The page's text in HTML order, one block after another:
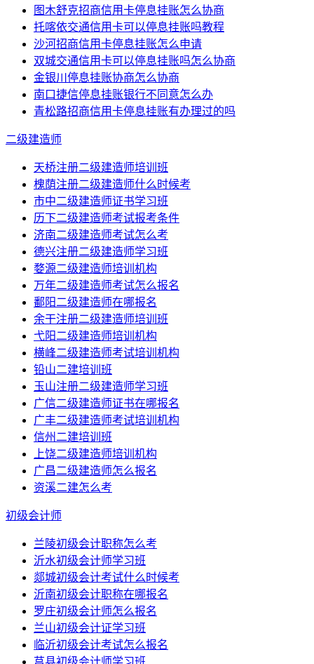
图木舒克招商信用卡停息挂账怎么协商
托喀依交通信用卡可以停息挂账吗教程
沙河招商信用卡停息挂账怎么申请
双城交通信用卡可以停息挂账吗怎么协商
金银川停息挂账协商怎么协商
南口捷信停息挂账银行不同意怎么办
青松路招商信用卡停息挂账有办理过的吗
二级建造师
天桥注册二级建造师培训班
槐荫注册二级建造师什么时候考
市中二级建造师证书学习班
历下二级建造师考试报考条件
济南二级建造师考试怎么考
德兴注册二级建造师学习班
婺源二级建造师培训机构
万年二级建造师考试怎么报名
鄱阳二级建造师在哪报名
余干注册二级建造师培训班
弋阳二级建造师培训机构
横峰二级建造师考试培训机构
铅山二建培训班
玉山注册二级建造师学习班
广信二级建造师证书在哪报名
广丰二级建造师考试培训机构
信州二建培训班
上饶二级建造师培训机构
广昌二级建造师怎么报名
资溪二建怎么考
初级会计师
兰陵初级会计职称怎么考
沂水初级会计师学习班
郯城初级会计考试什么时候考
沂南初级会计职称在哪报名
罗庄初级会计师怎么报名
兰山初级会计证学习班
临沂初级会计考试怎么报名
莒县初级会计师学习班